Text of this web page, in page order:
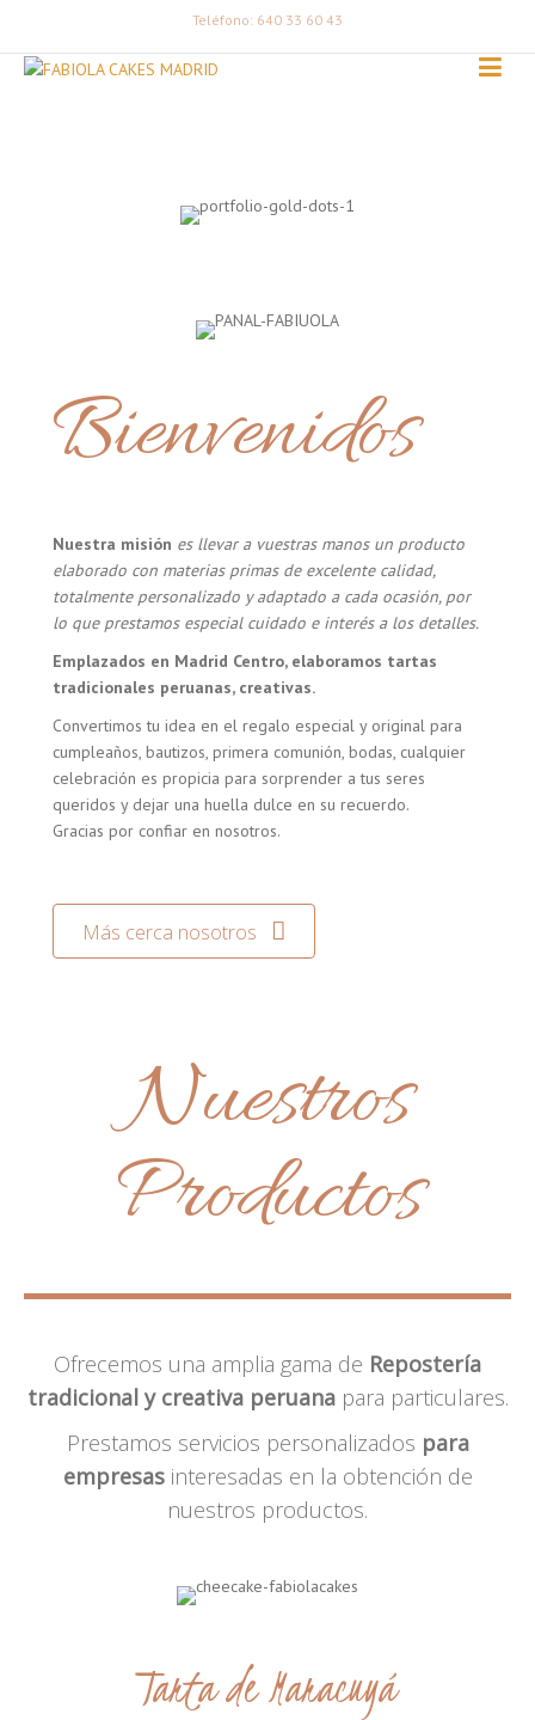
Teléfono: 640 33 60 43
Bienvenidos
Nuestra misión es llevar a vuestras manos un producto
elaborado con materias primas de excelente calidad,
totalmente personalizado y adaptado a cada ocasión, por
lo que prestamos especial cuidado e interés a los detalles.
Emplazados en Madrid Centro, elaboramos tartas
tradicionales peruanas, creativas.
Convertimos tu idea en el regalo especial y original para
cumpleaños, bautizos, primera comunión, bodas, cualquier
celebración es propicia para sorprender a tus seres
queridos y dejar una huella dulce en su recuerdo.
Gracias por confiar en nosotros.
Más cerca nosotros
Nuestros
Productos
Ofrecemos una amplia gama de Repostería
tradicional y creativa peruanapara particulares.
Prestamos servicios personalizados para
empresasinteresadas en la obtención de
nuestros productos.
Tarta de Maracuyá